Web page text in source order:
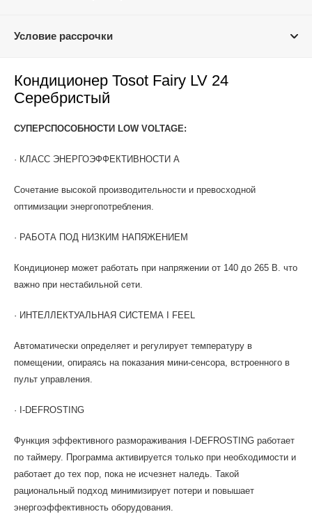
Условие рассрочки
Кондиционер Tosot Fairy LV 24
Серебристый
СУПЕРСПОСОБНОСТИ LOW VOLTAGE:
· КЛАСС ЭНЕРГОЭФФЕКТИВНОСТИ А
Сочетание высокой производительности и превосходной
оптимизации энергопотребления.
· РАБОТА ПОД НИЗКИМ НАПЯЖЕНИЕМ
Кондиционер может работать при напряжении от 140 до 265 В. что
важно при нестабильной сети.
· ИНТЕЛЛЕКТУАЛЬНАЯ СИСТЕМА I FEEL
Автоматически определяет и регулирует температуру в
помещении, опираясь на показания мини-сенсора, встроенного в
пульт управления.
· I-DEFROSTING
Функция эффективного размораживания I-DEFROSTING pаботает
по таймеру. Программа активируется только при необходимости и
работает до тех пор, пока не исчезнет наледь. Такой
рациональный подход минимизирует потери и повышает
энергоэффективность оборудования.